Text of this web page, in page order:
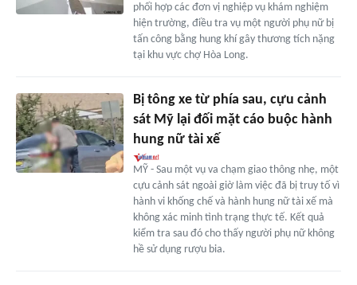
phối hợp các đơn vị nghiệp vụ khám nghiệm
hiện trường, điều tra vụ một người phụ nữ bị
tấn công bằng hung khí gây thương tích nặng
tại khu vực chợ Hòa Long.
Bị tông xe từ phía sau, cựu cảnh
sát Mỹ lại đối mặt cáo buộc hành
hung nữ tài xế
MỸ - Sau một vụ va chạm giao thông nhẹ, một
cựu cảnh sát ngoài giờ làm việc đã bị truy tố vì
hành vi khống chế và hành hung nữ tài xế mà
không xác minh tình trạng thực tế. Kết quả
kiểm tra sau đó cho thấy người phụ nữ không
hề sử dụng rượu bia.